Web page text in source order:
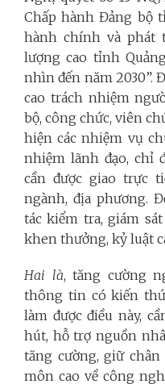
Chấp hành Đảng bộ
hành chính và phát
lượng cao tỉnh
nhìn đến năm 2030”.
cao trách nhiệm
bộ, công chức, viên
hiện các nhiệm vụ
nhiệm lãnh đạo, chỉ
cần được giao trực
ngành, địa phương.
tác kiểm tra, giám
khen thưởng, kỷ luật
Hai là, tăng cường
thông tin có kiến
làm được điều này,
hút, hỗ trợ nguồn
tăng cường, giữ
môn cao về công